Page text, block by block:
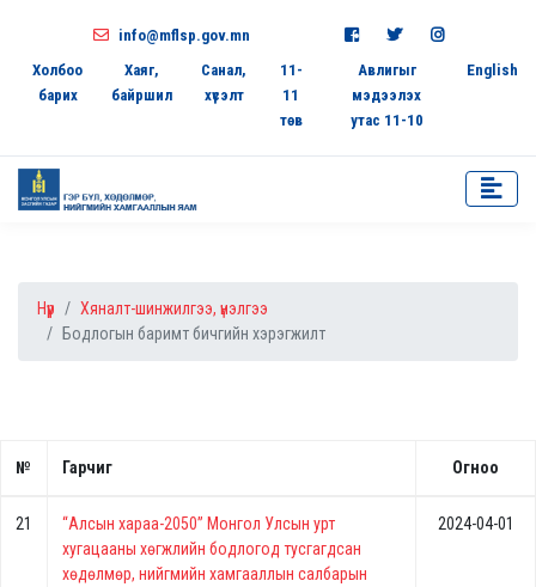
info@mflsp.gov.mn
Холбоо
барих
Хаяг,
байршил
Санал,
хүсэлт
11-
11
төв
Авлигыг
мэдээлэх
утас 11-10
English
Нүүр
Хяналт-шинжилгээ, үнэлгээ
Бодлогын баримт бичгийн хэрэгжилт
№ Гарчиг Огноо
21
“Алсын хараа-2050” Монгол Улсын урт
хугацааны хөгжлийн бодлогод тусгагдсан
хөдөлмөр, нийгмийн хамгааллын салбарын
2024-04-01